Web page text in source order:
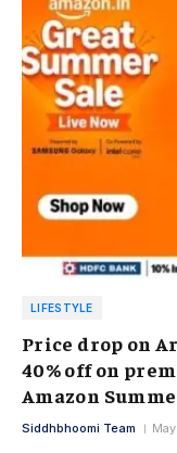
LIFESTYLE
Price drop on
40% off on
Amazon
Siddhbhoomi Team